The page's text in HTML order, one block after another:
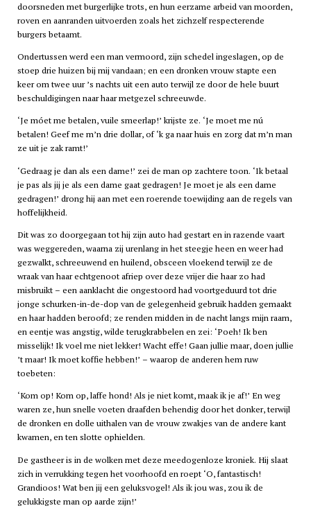
doorsneden met burgerlijke trots, en hun eerzame arbeid van moorden,
roven en aanranden uitvoerden zoals het zichzelf respecterende
burgers betaamt.
Ondertussen werd een man vermoord, zijn schedel ingeslagen, op de
stoep drie huizen bij mij vandaan; en een dronken vrouw stapte een
keer om twee uur ’s nachts uit een auto terwijl ze door de hele buurt
beschuldigingen naar haar metgezel schreeuwde.
‘Je móet me betalen, vuile smeerlap!’ krijste ze. ‘Je moet me nú
betalen! Geef me m’n drie dollar, of ‘k ga naar huis en zorg dat m’n man
ze uit je zak ramt!’
‘Gedraag je dan als een dame!’ zei de man op zachtere toon. ‘Ik betaal
je pas als jij je als een dame gaat gedragen! Je moet je als een dame
gedragen!’ drong hij aan met een roerende toewijding aan de regels van
hoffelijkheid.
Dit was zo doorgegaan tot hij zijn auto had gestart en in razende vaart
was weggereden, waarna zij urenlang in het steegje heen en weer had
gezwalkt, schreeuwend en huilend, obsceen vloekend terwijl ze de
wraak van haar echtgenoot afriep over deze vrijer die haar zo had
misbruikt – een aanklacht die ongestoord had voortgeduurd tot drie
jonge schurken-in-de-dop van de gelegenheid gebruik hadden gemaakt
en haar hadden beroofd; ze renden midden in de nacht langs mijn raam,
en eentje was angstig, wilde terugkrabbelen en zei: ‘Poeh! Ik ben
misselijk! Ik voel me niet lekker! Wacht effe! Gaan jullie maar, doen jullie
’t maar! Ik moet koffie hebben!’ – waarop de anderen hem ruw
toebeten:
‘Kom op! Kom op, laffe hond! Als je niet komt, maak ik je af!’ En weg
waren ze, hun snelle voeten draafden behendig door het donker, terwijl
de dronken en dolle uithalen van de vrouw zwakjes van de andere kant
kwamen, en ten slotte ophielden.
De gastheer is in de wolken met deze meedogenloze kroniek. Hij slaat
zich in verrukking tegen het voorhoofd en roept ‘O, fantastisch!
Grandioos! Wat ben jij een geluksvogel! Als ik jou was, zou ik de
gelukkigste man op aarde zijn!’